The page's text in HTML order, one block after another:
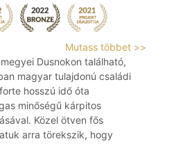
Mutass többet >>
Dusnokon található,
magyar tulajdonú családi
hosszú idő óta
minőségű kárpitos
Közel ötven fős
arra törekszik, hogy